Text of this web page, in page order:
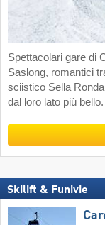
Spettacolari gare di
Saslong, romantici
sciistico Sella
dal loro lato più bello.
Skilift & Funivie